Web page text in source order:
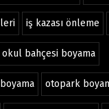
iş kazası önleme
okul bahçesi boyama
otopark